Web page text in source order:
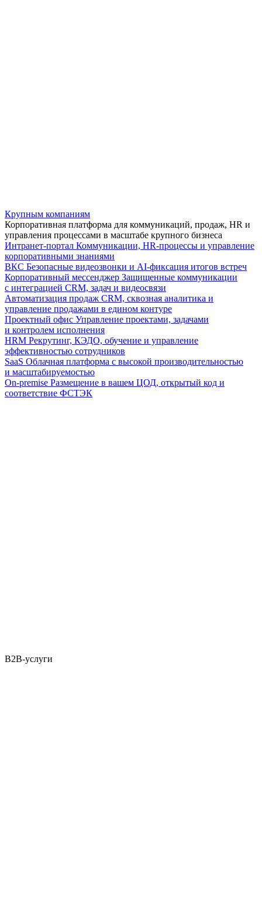
Крупным компаниям
Корпоративная платформа для коммуникаций, продаж, HR и
управления процессами в масштабе крупного бизнеса
Интранет-портал Коммуникации, HR-процессы и управление
корпоративными знаниями
ВКС Безопасные видеозвонки и AI-фиксация итогов встреч
Корпоративный мессенджер Защищенные коммуникации
с интеграцией CRM, задач и видеосвязи
Автоматизация продаж CRM, сквозная аналитика и
управление продажами в едином контуре
Проектный офис Управление проектами, задачами
и контролем исполнения
HRM Рекрутинг, КЭДО, обучение и управление
эффективностью сотрудников
SaaS Облачная платформа с высокой производительностью
и масштабируемостью
On-premise Размещение в вашем ЦОД, открытый код и
соответствие ФСТЭК
B2B-услуги